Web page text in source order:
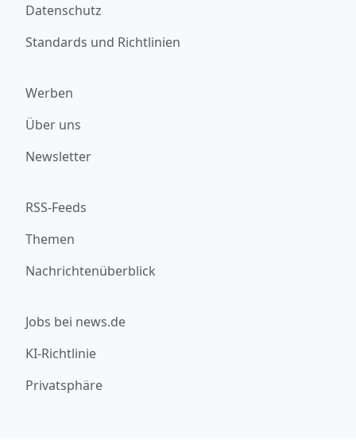
Datenschutz
Standards und Richtlinien
Werben
Über uns
Newsletter
RSS-Feeds
Themen
Nachrichtenüberblick
Jobs bei news.de
KI-Richtlinie
Privatsphäre